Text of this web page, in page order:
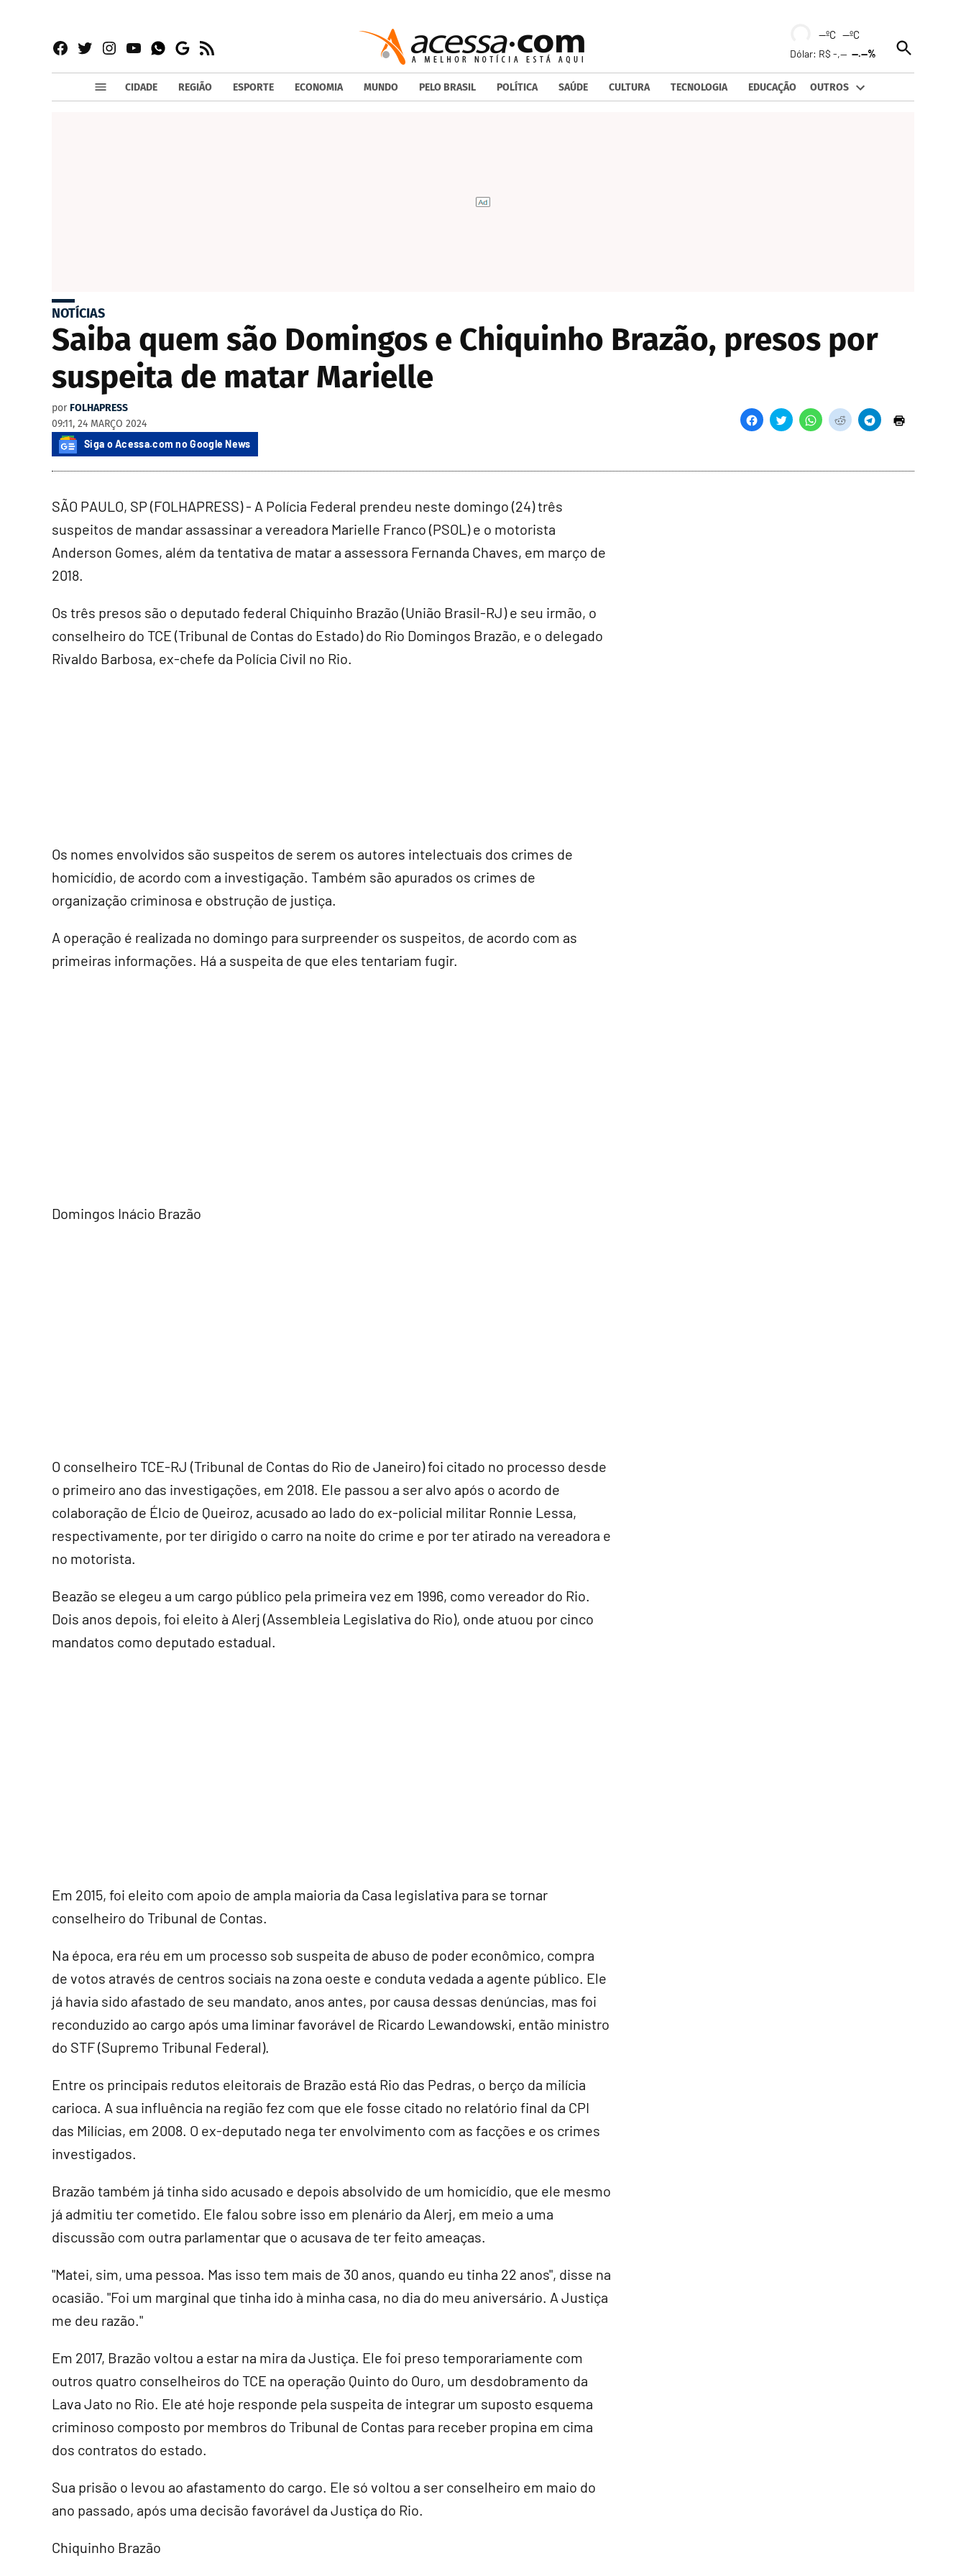
Facebook
TwitterInstagram
YouTubeWhatsapp
Google
News
RSS
--ºC --ºC
Dólar: R$ -,----.--%
Open
Search
CIDADE REGIÃO ESPORTE ECONOMIA MUNDO PELO BRASIL POLÍTICA SAÚDE CULTURA TECNOLOGIA EDUCAÇÃO OUTROS
NOTÍCIAS
Saiba quem são Domingos e Chiquinho Brazão, presos por
suspeita de matar Marielle
por FOLHAPRESS
09:11, 24 MARÇO 2024
Siga o Acessa.com no Google News
SÃO PAULO, SP (FOLHAPRESS) - A Polícia Federal prendeu neste domingo (24) três
suspeitos de mandar assassinar a vereadora Marielle Franco (PSOL) e o motorista
Anderson Gomes, além da tentativa de matar a assessora Fernanda Chaves, em março de
2018.
Os três presos são o deputado federal Chiquinho Brazão (União Brasil-RJ) e seu irmão, o
conselheiro do TCE (Tribunal de Contas do Estado) do Rio Domingos Brazão, e o delegado
Rivaldo Barbosa, ex-chefe da Polícia Civil no Rio.
Os nomes envolvidos são suspeitos de serem os autores intelectuais dos crimes de
homicídio, de acordo com a investigação. Também são apurados os crimes de
organização criminosa e obstrução de justiça.
A operação é realizada no domingo para surpreender os suspeitos, de acordo com as
primeiras informações. Há a suspeita de que eles tentariam fugir.
Domingos Inácio Brazão
O conselheiro TCE-RJ (Tribunal de Contas do Rio de Janeiro) foi citado no processo desde
o primeiro ano das investigações, em 2018. Ele passou a ser alvo após o acordo de
colaboração de Élcio de Queiroz, acusado ao lado do ex-policial militar Ronnie Lessa,
respectivamente, por ter dirigido o carro na noite do crime e por ter atirado na vereadora e
no motorista.
Beazão se elegeu a um cargo público pela primeira vez em 1996, como vereador do Rio.
Dois anos depois, foi eleito à Alerj (Assembleia Legislativa do Rio), onde atuou por cinco
mandatos como deputado estadual.
Em 2015, foi eleito com apoio de ampla maioria da Casa legislativa para se tornar
conselheiro do Tribunal de Contas.
Na época, era réu em um processo sob suspeita de abuso de poder econômico, compra
de votos através de centros sociais na zona oeste e conduta vedada a agente público. Ele
já havia sido afastado de seu mandato, anos antes, por causa dessas denúncias, mas foi
reconduzido ao cargo após uma liminar favorável de Ricardo Lewandowski, então ministro
do STF (Supremo Tribunal Federal).
Entre os principais redutos eleitorais de Brazão está Rio das Pedras, o berço da milícia
carioca. A sua influência na região fez com que ele fosse citado no relatório final da CPI
das Milícias, em 2008. O ex-deputado nega ter envolvimento com as facções e os crimes
investigados.
Brazão também já tinha sido acusado e depois absolvido de um homicídio, que ele mesmo
já admitiu ter cometido. Ele falou sobre isso em plenário da Alerj, em meio a uma
discussão com outra parlamentar que o acusava de ter feito ameaças.
"Matei, sim, uma pessoa. Mas isso tem mais de 30 anos, quando eu tinha 22 anos", disse na
ocasião. "Foi um marginal que tinha ido à minha casa, no dia do meu aniversário. A Justiça
me deu razão."
Em 2017, Brazão voltou a estar na mira da Justiça. Ele foi preso temporariamente com
outros quatro conselheiros do TCE na operação Quinto do Ouro, um desdobramento da
Lava Jato no Rio. Ele até hoje responde pela suspeita de integrar um suposto esquema
criminoso composto por membros do Tribunal de Contas para receber propina em cima
dos contratos do estado.
Sua prisão o levou ao afastamento do cargo. Ele só voltou a ser conselheiro em maio do
ano passado, após uma decisão favorável da Justiça do Rio.
Chiquinho Brazão